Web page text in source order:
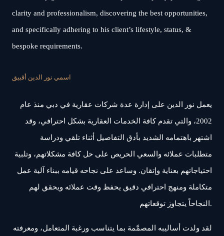
clarity and professionalism, discovering the best opportunities,
and specifically adhering to his client’s lifestyle, status, &
bespoke requirements.
اسمي نور الدين أقبيق
يعمل نور الدين على إدارة عدة شركات عقارية في دبي منذ عام
2002، والتي تقدم كافة الخدمات العقارية بشكل احترافي، وقد
اشتهر باهتمامه الشديد بأدق التفاصيل أثناء تلقي ودراسة
متطلبات عملائه والسعي الحريص على حل كافة مشكلاتهم، وتلبية
احتياجاتهم بعناية وإتقان. وساعد على نجاحه قيامه ببناء آلية عمل
متكاملة ومنهج احترافي دقيق يحفظ وقت عملائه ويحقق لهم
النجاحاً يتجاوز توقعاتهم.
لقد ولدت أساليبه المصمَّمة بما يتناسب ورغبة المتعامل، ومعرفته